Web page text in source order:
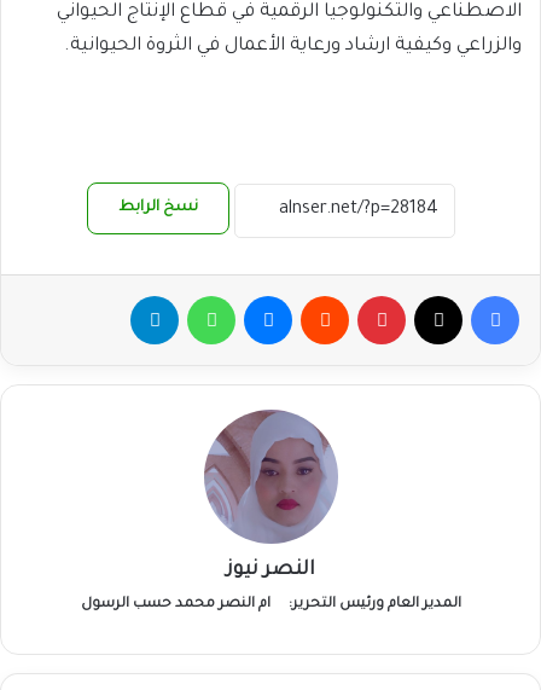
الاصطناعي والتكنولوجيا الرقمية في قطاع الإنتاج الحيواني
والزراعي وكيفية ارشاد ورعاية الأعمال في الثروة الحيوانية.
نسخ الرابط
فيسبوك بينتيريست ماسنجر واتساب
النصر نيوز
المدير العام ورئيس التحرير: ام النصر محمد حسب الرسول